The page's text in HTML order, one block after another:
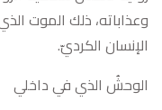
وعذاباته، ذلك الموت
الإنسان الكرديّ.
الوحشُ الذي في داخلي